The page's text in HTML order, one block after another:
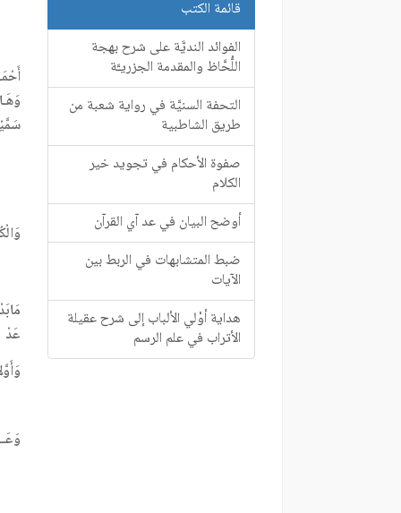
قائمة الكتب
الفوائد النديَّة على شرح بهجة
اللُّحَّاظ والمقدمة الجزريـَّة
التحفة السنيَّة في رواية شعبة من
طريق الشاطبية
صفوة الأحكام في تجويد خير
الكلام
أوضح البيان في عد آي القرآن
ضبط المتشابهات في الربط بين
الآيات
هداية أوْلي الألباب إلى شرح عقيلة
الأتراب في علم الرسم